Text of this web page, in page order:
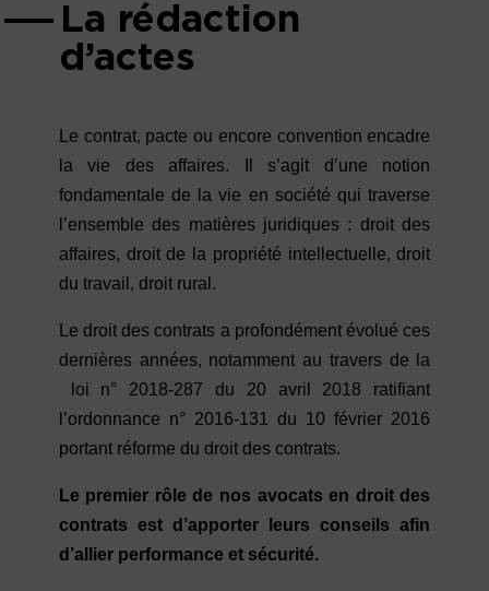
La rédaction
d’actes
Le contrat, pacte ou encore convention encadre
la vie des affaires. Il s’agit d’une notion
fondamentale de la vie en société qui traverse
l’ensemble des matières juridiques : droit des
affaires, droit de la propriété intellectuelle, droit
du travail, droit rural.
Le droit des contrats a profondément évolué ces
dernières années, notamment au travers de la
loi n° 2018-287 du 20 avril 2018 ratifiant
l’ordonnance n° 2016-131 du 10 février 2016
portant réforme du droit des contrats.
Le premier rôle de nos avocats en droit des
contrats est d’apporter leurs conseils afin
d’allier performance et sécurité.